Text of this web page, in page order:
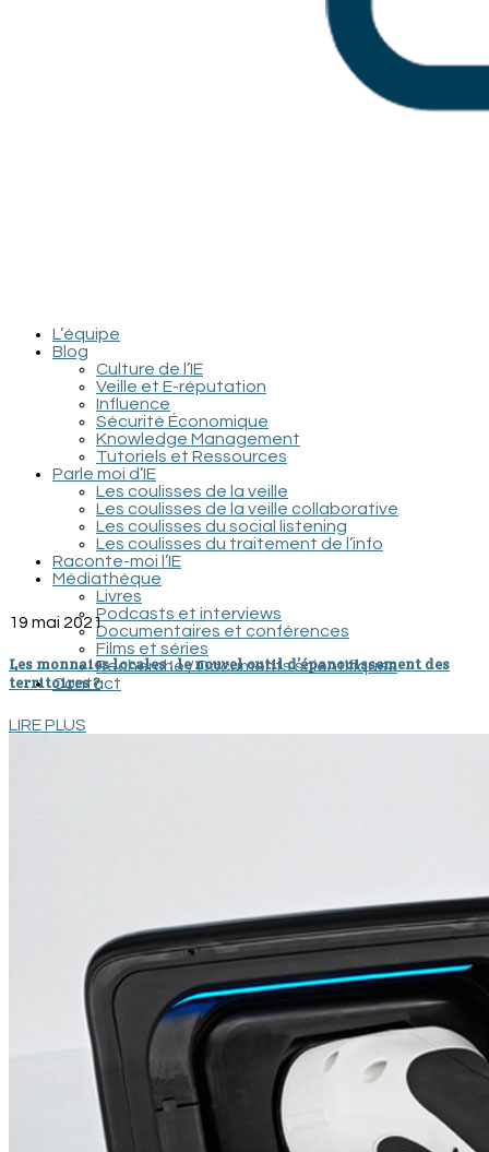
L’équipe
Blog
Culture de l’IE
Veille et E-réputation
Influence
Sécurité Économique
Knowledge Management
Tutoriels et Ressources
Parle moi d’IE
Les coulisses de la veille
Les coulisses de la veille collaborative
Les coulisses du social listening
Les coulisses du traitement de l’info
Raconte-moi l’IE
Médiathèque
Livres
Podcasts et interviews
Documentaires et conférences
Films et séries
Recherche / Documents scientifiques
Contact
19 mai 2021
Les monnaies locales : le nouvel outil d’épanouissement des
territoires ?
LIRE PLUS